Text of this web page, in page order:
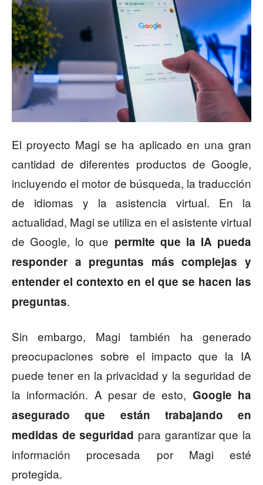
El proyecto Magi se ha aplicado en una gran
cantidad de diferentes productos de Google,
incluyendo el motor de búsqueda, la traducción
de idiomas y la asistencia virtual. En la
actualidad, Magi se utiliza en el asistente virtual
de Google, lo que permite que la IA pueda
responder a preguntas más complejas y
entender el contexto en el que se hacen las
preguntas.
Sin embargo, Magi también ha generado
preocupaciones sobre el impacto que la IA
puede tener en la privacidad y la seguridad de
la información. A pesar de esto, Google ha
asegurado que están trabajando en
medidas de seguridad para garantizar que la
información procesada por Magi esté
protegida.